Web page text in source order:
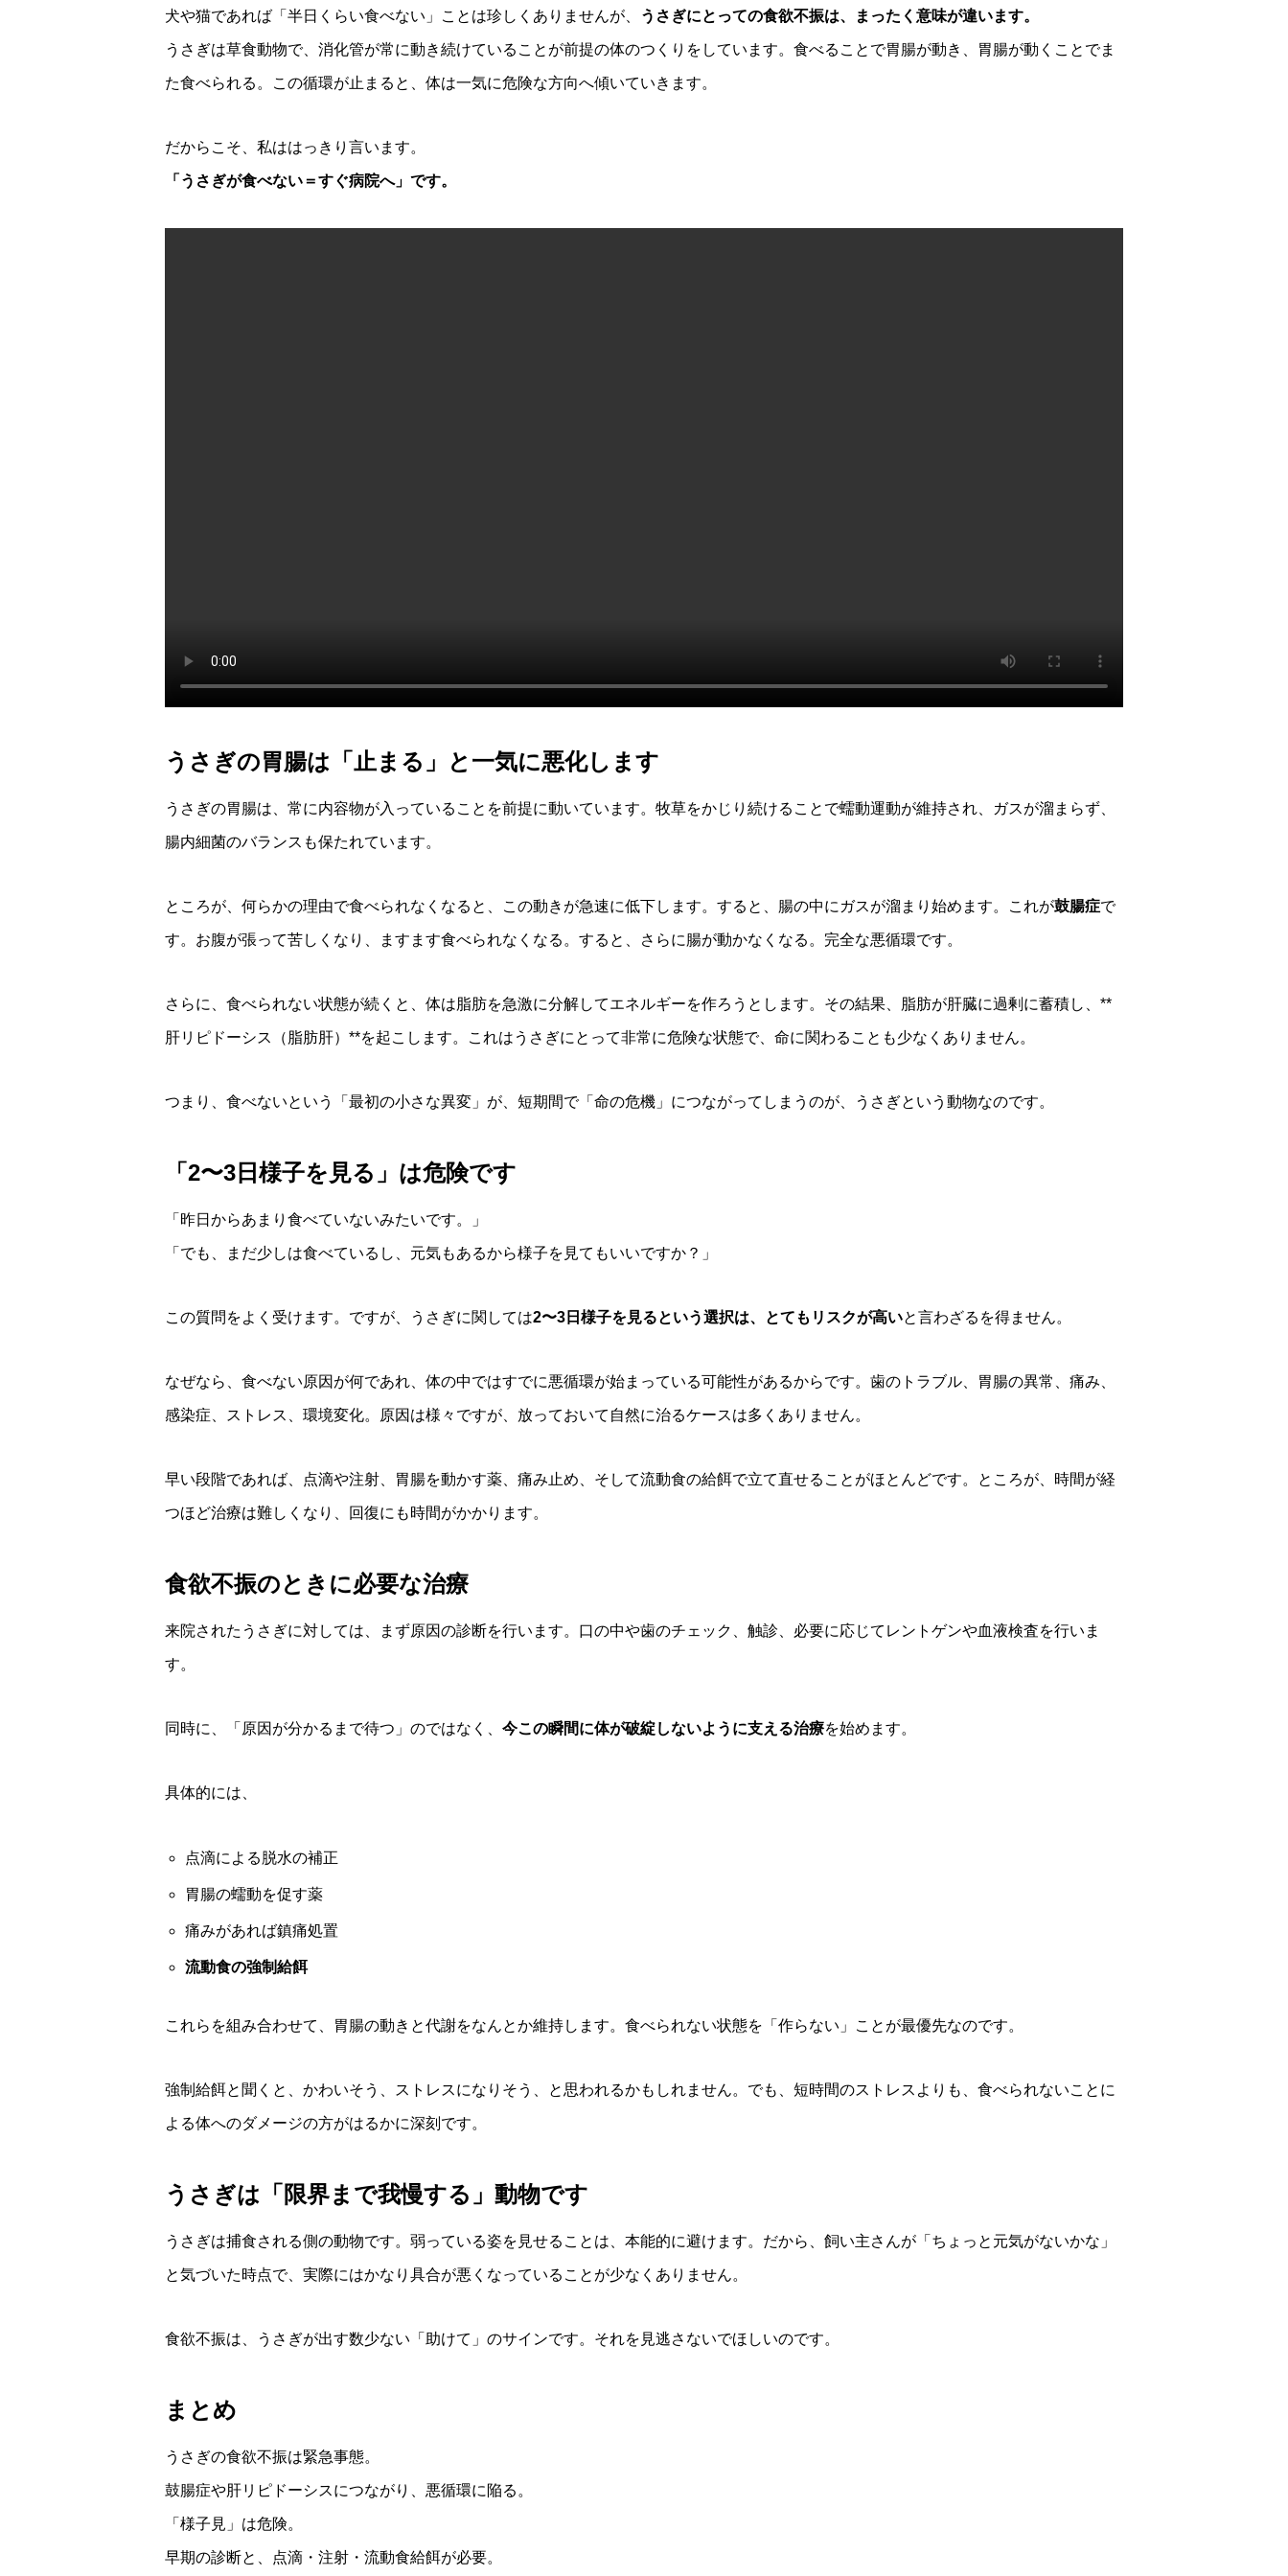
犬や猫であれば「半日くらい食べない」ことは珍しくありませんが、 うさぎにとっての食欲不振は、まったく意味が違います。
うさぎは草食動物で、消化管が常に動き続けていることが前提の体のつくりをしています。食べることで胃腸が動き、胃腸が動くことでま
た食べられる。この循環が止まると、体は一気に危険な方向へ傾いていきます。
だからこそ、私ははっきり言います。
「うさぎが食べない＝すぐ病院へ」です。
うさぎの胃腸は「止まる」と一気に悪化します
うさぎの胃腸は、常に内容物が入っていることを前提に動いています。牧草をかじり続けることで蠕動運動が維持され、ガスが溜まらず、
腸内細菌のバランスも保たれています。
ところが、何らかの理由で食べられなくなると、この動きが急速に低下します。すると、腸の中にガスが溜まり始めます。これが鼓腸症で
す。お腹が張って苦しくなり、ますます食べられなくなる。すると、さらに腸が動かなくなる。完全な悪循環です。
さらに、食べられない状態が続くと、体は脂肪を急激に分解してエネルギーを作ろうとします。その結果、脂肪が肝臓に過剰に蓄積し、**
肝リピドーシス（脂肪肝）**を起こします。これはうさぎにとって非常に危険な状態で、命に関わることも少なくありません。
つまり、食べないという「最初の小さな異変」が、短期間で「命の危機」につながってしまうのが、うさぎという動物なのです。
「2〜3日様子を見る」は危険です
「昨日からあまり食べていないみたいです。」
「でも、まだ少しは食べているし、元気もあるから様子を見てもいいですか？」
この質問をよく受けます。ですが、うさぎに関しては2〜3日様子を見るという選択は、とてもリスクが高いと言わざるを得ません。
なぜなら、食べない原因が何であれ、体の中ではすでに悪循環が始まっている可能性があるからです。歯のトラブル、胃腸の異常、痛み、
感染症、ストレス、環境変化。原因は様々ですが、放っておいて自然に治るケースは多くありません。
早い段階であれば、点滴や注射、胃腸を動かす薬、痛み止め、そして流動食の給餌で立て直せることがほとんどです。ところが、時間が経
つほど治療は難しくなり、回復にも時間がかかります。
食欲不振のときに必要な治療
来院されたうさぎに対しては、まず原因の診断を行います。口の中や歯のチェック、触診、必要に応じてレントゲンや血液検査を行いま
す。
同時に、「原因が分かるまで待つ」のではなく、 今この瞬間に体が破綻しないように支える治療を始めます。
具体的には、
点滴による脱水の補正
胃腸の蠕動を促す薬
痛みがあれば鎮痛処置
流動食の強制給餌
これらを組み合わせて、胃腸の動きと代謝をなんとか維持します。食べられない状態を「作らない」ことが最優先なのです。
強制給餌と聞くと、かわいそう、ストレスになりそう、と思われるかもしれません。でも、短時間のストレスよりも、食べられないことに
よる体へのダメージの方がはるかに深刻です。
うさぎは「限界まで我慢する」動物です
うさぎは捕食される側の動物です。弱っている姿を見せることは、本能的に避けます。だから、飼い主さんが「ちょっと元気がないかな」
と気づいた時点で、実際にはかなり具合が悪くなっていることが少なくありません。
食欲不振は、うさぎが出す数少ない「助けて」のサインです。それを見逃さないでほしいのです。
まとめ
うさぎの食欲不振は緊急事態。
鼓腸症や肝リピドーシスにつながり、悪循環に陥る。
「様子見」は危険。
早期の診断と、点滴・注射・流動食給餌が必要。